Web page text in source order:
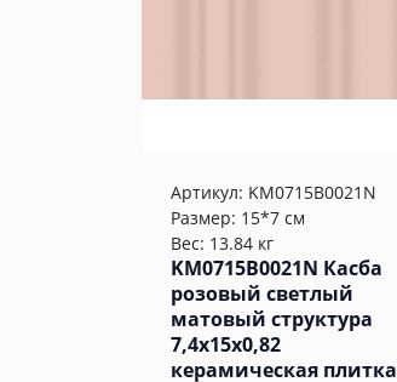
Артикул: KM0715B0021N
Размер: 15*7 см
Вес: 13.84 кг
KM0715B0021N Касба
розовый светлый
матовый структура
7,4x15x0,82
керамическая плитка